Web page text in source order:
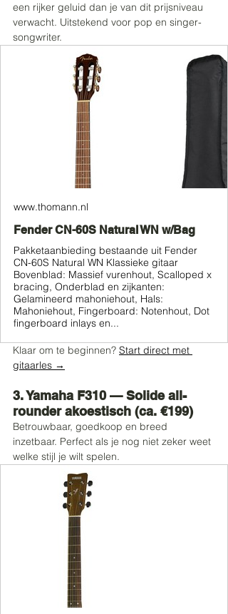
een rijker geluid dan je van dit prijsniveau
verwacht. Uitstekend voor pop en singer-
songwriter.
www.thomann.nl
Fender CN-60S Natural WN w/Bag
Pakketaanbieding bestaande uit Fender
CN-60S Natural WN Klassieke gitaar
Bovenblad: Massief vurenhout, Scalloped x
bracing, Onderblad en zijkanten:
Gelamineerd mahoniehout, Hals:
Mahoniehout, Fingerboard: Notenhout, Dot
fingerboard inlays en...
Klaar om te beginnen? Start direct met
gitaarles →
3. Yamaha F310 — Solide all-
rounder akoestisch (ca. €199)
Betrouwbaar, goedkoop en breed
inzetbaar. Perfect als je nog niet zeker weet
welke stijl je wilt spelen.